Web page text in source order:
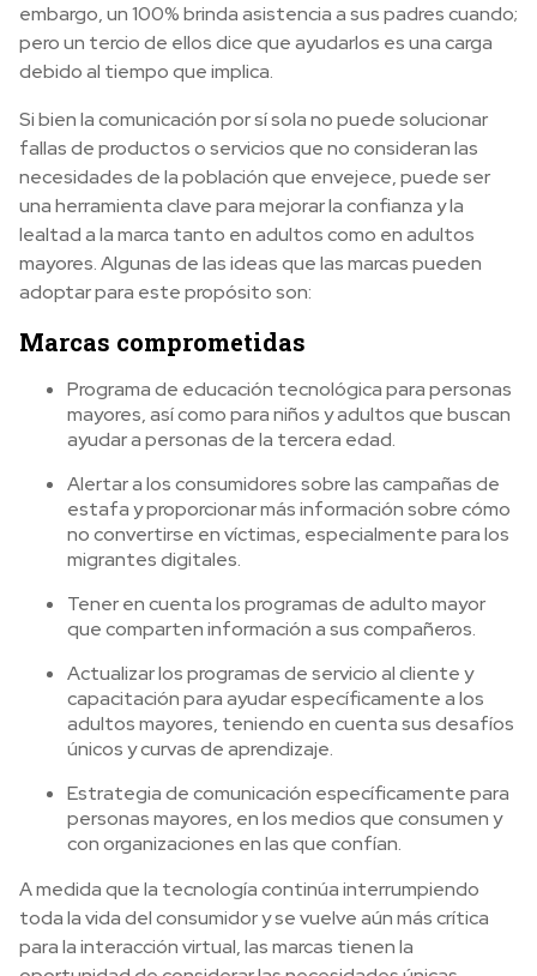
embargo, un 100% brinda asistencia a sus padres cuando;
pero un tercio de ellos dice que ayudarlos es una carga
debido al tiempo que implica.
Si bien la comunicación por sí sola no puede solucionar
fallas de productos o servicios que no consideran las
necesidades de la población que envejece, puede ser
una herramienta clave para mejorar la confianza y la
lealtad a la marca tanto en adultos como en adultos
mayores. Algunas de las ideas que las marcas pueden
adoptar para este propósito son:
Marcas comprometidas
Programa de educación tecnológica para personas
mayores, así como para niños y adultos que buscan
ayudar a personas de la tercera edad.
Alertar a los consumidores sobre las campañas de
estafa y proporcionar más información sobre cómo
no convertirse en víctimas, especialmente para los
migrantes digitales.
Tener en cuenta los programas de adulto mayor
que comparten información a sus compañeros.
Actualizar los programas de servicio al cliente y
capacitación para ayudar específicamente a los
adultos mayores, teniendo en cuenta sus desafíos
únicos y curvas de aprendizaje.
Estrategia de comunicación específicamente para
personas mayores, en los medios que consumen y
con organizaciones en las que confían.
A medida que la tecnología continúa interrumpiendo
toda la vida del consumidor y se vuelve aún más crítica
para la interacción virtual, las marcas tienen la